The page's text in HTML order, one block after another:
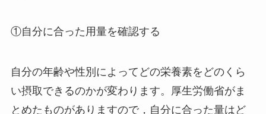
①自分に合った用量を確認する
自分の年齢や性別によってどの栄養素をどのくら
い摂取できるのかが変わります。厚生労働省がま
とめたものがありますので，自分に合った量はど